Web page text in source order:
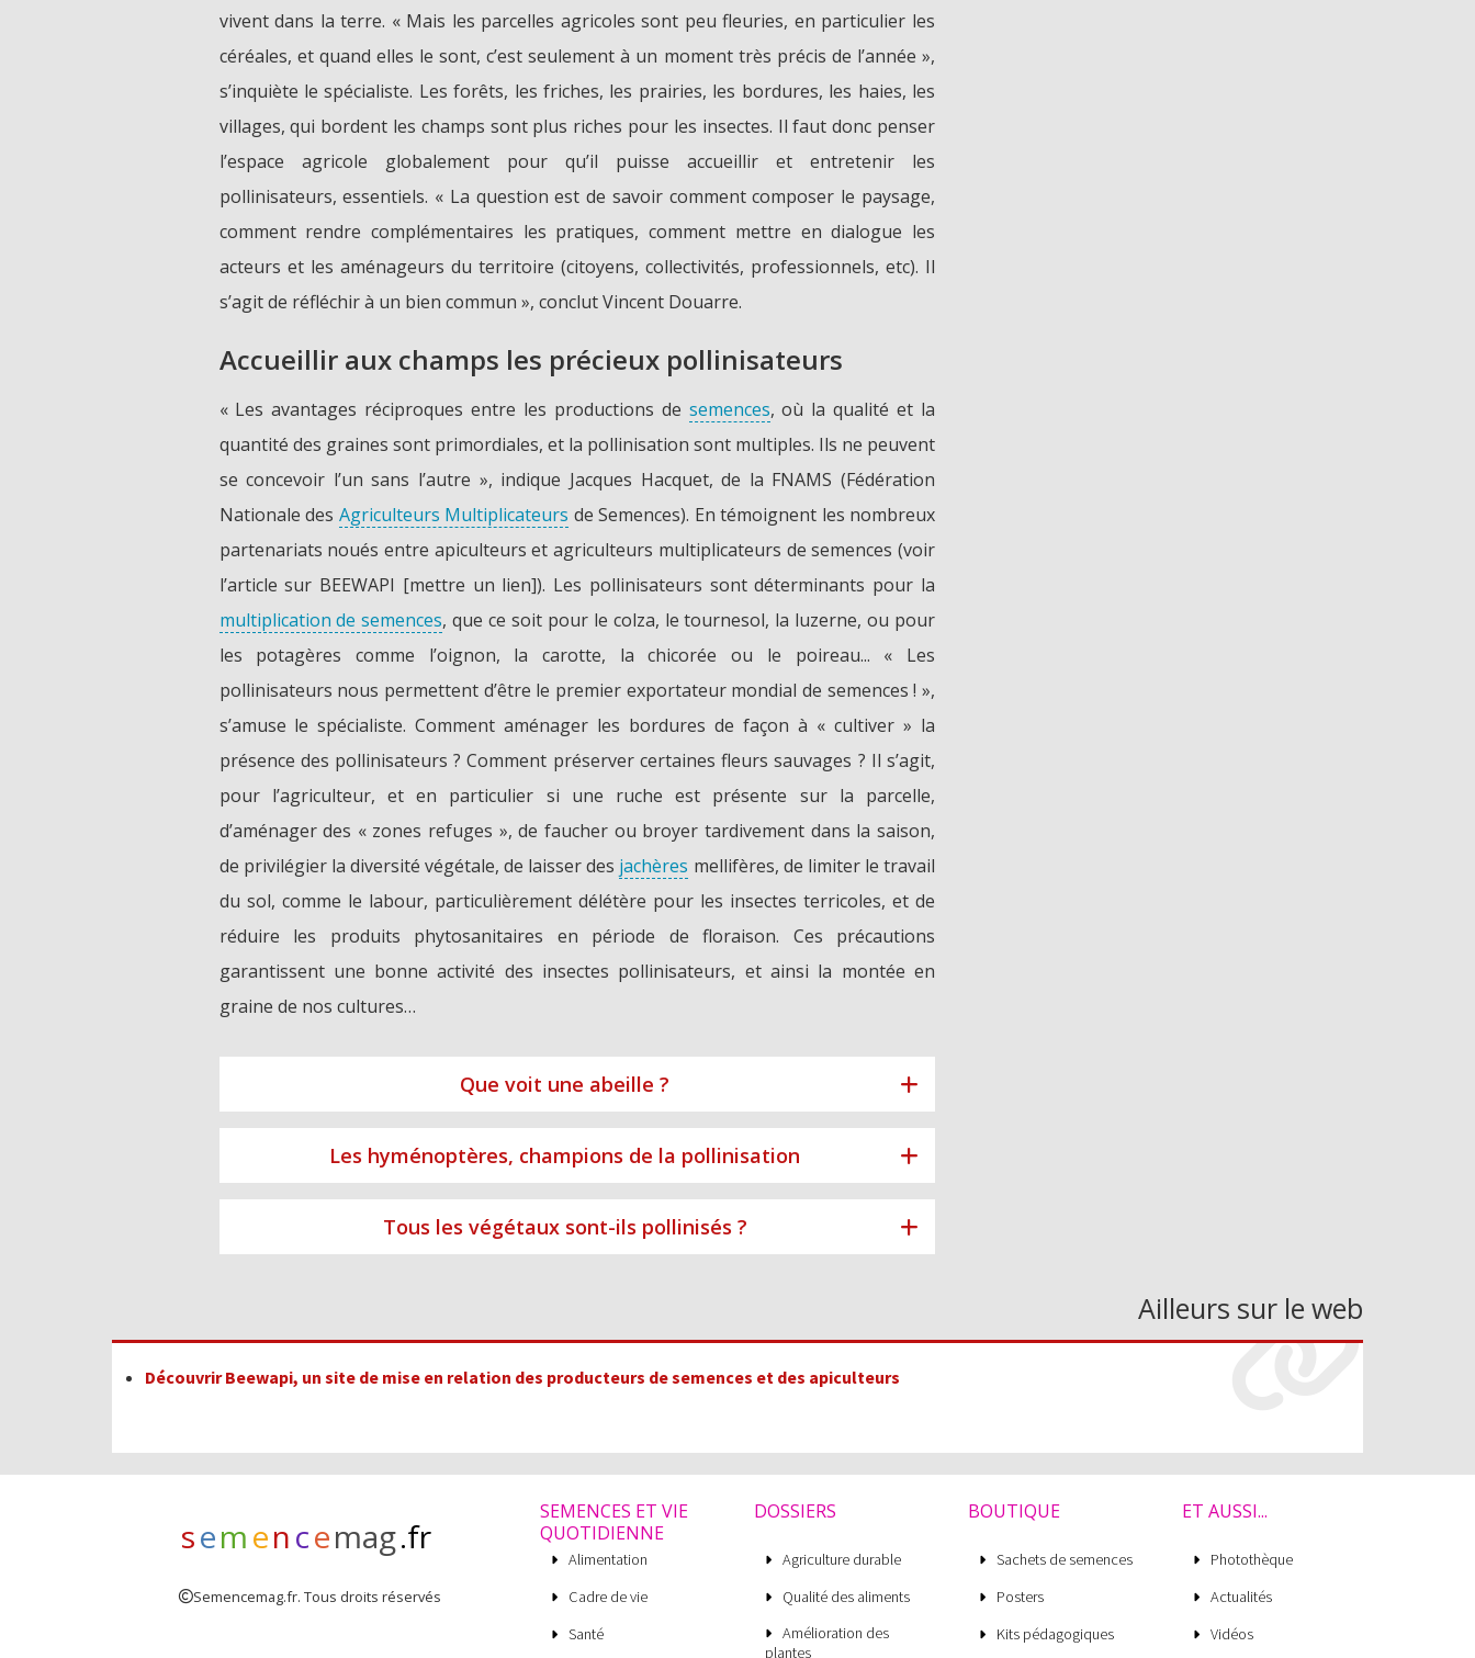
vivent dans la terre. « Mais les parcelles agricoles sont peu fleuries, en particulier les
céréales, et quand elles le sont, c’est seulement à un moment très précis de l’année »,
s’inquiète le spécialiste. Les forêts, les friches, les prairies, les bordures, les haies, les
villages, qui bordent les champs sont plus riches pour les insectes. Il faut donc penser
l’espace agricole globalement pour qu’il puisse accueillir et entretenir les
pollinisateurs, essentiels. « La question est de savoir comment composer le paysage,
comment rendre complémentaires les pratiques, comment mettre en dialogue les
acteurs et les aménageurs du territoire (citoyens, collectivités, professionnels, etc). Il
s’agit de réfléchir à un bien commun », conclut Vincent Douarre.
Accueillir aux champs les précieux pollinisateurs
« Les avantages réciproques entre les productions de semences, où la qualité et la
quantité des graines sont primordiales, et la pollinisation sont multiples. Ils ne peuvent
se concevoir l’un sans l’autre », indique Jacques Hacquet, de la FNAMS (Fédération
Nationale des Agriculteurs Multiplicateurs de Semences). En témoignent les nombreux
partenariats noués entre apiculteurs et agriculteurs multiplicateurs de semences (voir
l’article sur BEEWAPI [mettre un lien]). Les pollinisateurs sont déterminants pour la
multiplication de semences, que ce soit pour le colza, le tournesol, la luzerne, ou pour
les potagères comme l’oignon, la carotte, la chicorée ou le poireau... « Les
pollinisateurs nous permettent d’être le premier exportateur mondial de semences ! »,
s’amuse le spécialiste. Comment aménager les bordures de façon à « cultiver » la
présence des pollinisateurs ? Comment préserver certaines fleurs sauvages ? Il s’agit,
pour l’agriculteur, et en particulier si une ruche est présente sur la parcelle,
d’aménager des « zones refuges », de faucher ou broyer tardivement dans la saison,
de privilégier la diversité végétale, de laisser des jachères mellifères, de limiter le travail
du sol, comme le labour, particulièrement délétère pour les insectes terricoles, et de
réduire les produits phytosanitaires en période de floraison. Ces précautions
garantissent une bonne activité des insectes pollinisateurs, et ainsi la montée en
graine de nos cultures…
Que voit une abeille ?
Les hyménoptères, champions de la pollinisation
Tous les végétaux sont-ils pollinisés ?
Ailleurs sur le web
Découvrir Beewapi, un site de mise en relation des producteurs de semences et des apiculteurs
semencemag.fr
Semencemag.fr. Tous droits réservés
SEMENCES ET VIE
QUOTIDIENNE
Alimentation
Cadre de vie
Santé
DOSSIERS
Agriculture durable
Qualité des aliments
Amélioration des
plantes
BOUTIQUE
Sachets de semences
Posters
Kits pédagogiques
ET AUSSI...
Photothèque
Actualités
Vidéos